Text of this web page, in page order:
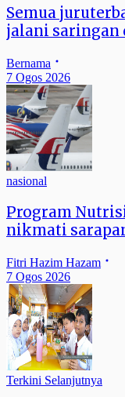
Semua
jalani saringan
Bernama
7 Ogos 2026
nasional
Program
nikmati
Fitri Hazim Hazam
7 Ogos 2026
Terkini Selanjutnya